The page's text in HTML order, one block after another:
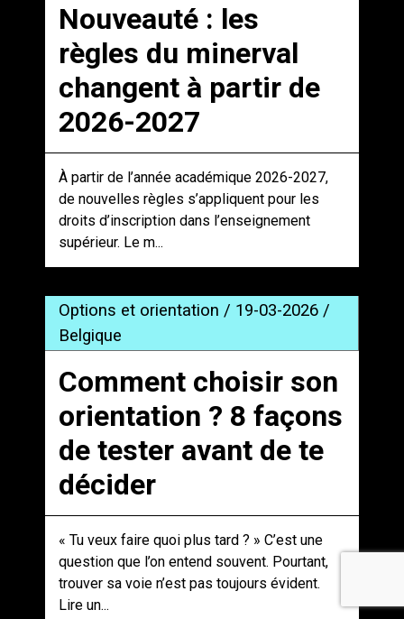
Nouveauté : les
règles du minerval
changent à partir de
2026-2027
À partir de l’année académique 2026-2027,
de nouvelles règles s’appliquent pour les
droits d’inscription dans l’enseignement
supérieur. Le m...
Options et orientation / 19-03-2026 /
Belgique
Comment choisir son
orientation ? 8 façons
de tester avant de te
décider
« Tu veux faire quoi plus tard ? » C’est une
question que l’on entend souvent. Pourtant,
trouver sa voie n’est pas toujours évident.
Lire un...